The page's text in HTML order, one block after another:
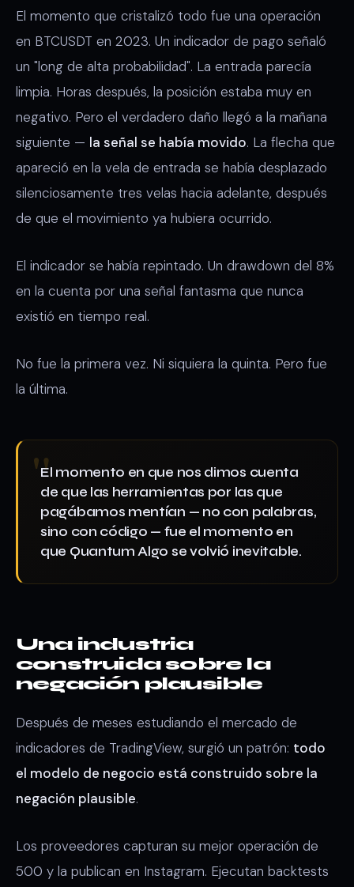
El momento que cristalizó todo fue una operación
en BTCUSDT en 2023. Un indicador de pago señaló
un "long de alta probabilidad". La entrada parecía
limpia. Horas después, la posición estaba muy en
negativo. Pero el verdadero daño llegó a la mañana
siguiente — la señal se había movido. La flecha que
apareció en la vela de entrada se había desplazado
silenciosamente tres velas hacia adelante, después
de que el movimiento ya hubiera ocurrido.
El indicador se había repintado. Un drawdown del 8%
en la cuenta por una señal fantasma que nunca
existió en tiempo real.
No fue la primera vez. Ni siquiera la quinta. Pero fue
la última.
El momento en que nos dimos cuenta
de que las herramientas por las que
pagábamos mentían — no con palabras,
sino con código — fue el momento en
que Quantum Algo se volvió inevitable.
Una industria
construida sobre la
negación plausible
Después de meses estudiando el mercado de
indicadores de TradingView, surgió un patrón: todo
el modelo de negocio está construido sobre la
negación plausible.
Los proveedores capturan su mejor operación de
500 y la publican en Instagram. Ejecutan backtests